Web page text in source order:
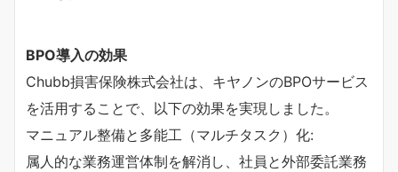
BPO導入の効果
Chubb損害保険株式会社は、キヤノンのBPOサービス
を活用することで、以下の効果を実現しました。
マニュアル整備と多能工（マルチタスク）化:
属人的な業務運営体制を解消し、社員と外部委託業務